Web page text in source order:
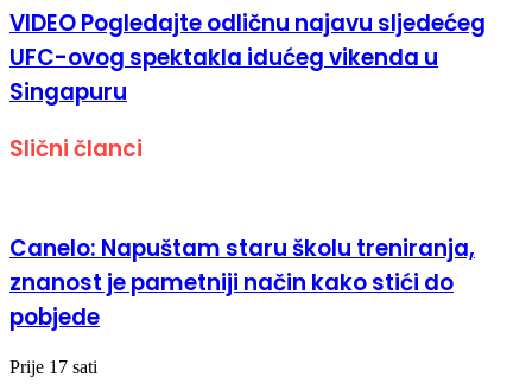
VIDEO Pogledajte odličnu najavu sljedećeg
UFC-ovog spektakla idućeg vikenda u
Singapuru
Slični članci
Canelo: Napuštam staru školu treniranja,
znanost je pametniji način kako stići do
pobjede
Prije 17 sati